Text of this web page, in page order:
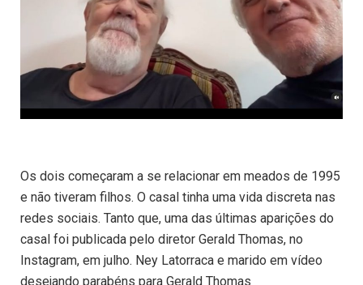
Os dois começaram a se relacionar em meados de 1995
e não tiveram filhos. O casal tinha uma vida discreta nas
redes sociais. Tanto que, uma das últimas aparições do
casal foi publicada pelo diretor Gerald Thomas, no
Instagram, em julho. Ney Latorraca e marido em vídeo
desejando parabéns para Gerald Thomas